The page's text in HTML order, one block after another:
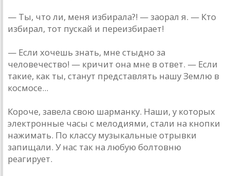
— Ты, что ли, меня избирала?! — заорал я. — Кто
избирал, тот пускай и переизбирает!
— Если хочешь знать, мне стыдно за
человечество! — кричит она мне в ответ. — Если
такие, как ты, станут представлять нашу Землю в
космосе...
Короче, завела свою шарманку. Наши, у которых
электронные часы с мелодиями, стали на кнопки
нажимать. По классу музыкальные отрывки
запищали. У нас так на любую болтовню
реагирует.